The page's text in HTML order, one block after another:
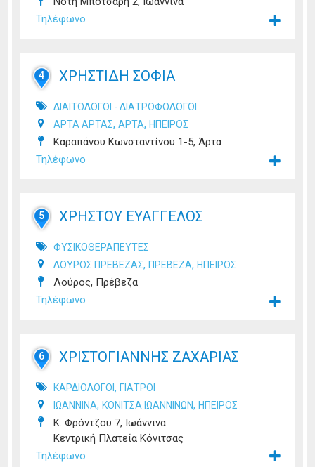
Τηλέφωνο
4 ΧΡΗΣΤΙΔΗ ΣΟΦΙΑ
ΔΙΑΙΤΟΛΟΓΟΙ - ΔΙΑΤΡΟΦΟΛΟΓΟΙ
ΑΡΤΑ ΑΡΤΑΣ, ΑΡΤΑ, ΗΠΕΙΡΟΣ
Καραπάνου Κωνσταντίνου 1-5, Άρτα
Τηλέφωνο
5 ΧΡΗΣΤΟΥ ΕΥΑΓΓΕΛΟΣ
ΦΥΣΙΚΟΘΕΡΑΠΕΥΤΕΣ
ΛΟΥΡΟΣ ΠΡΕΒΕΖΑΣ, ΠΡΕΒΕΖΑ, ΗΠΕΙΡΟΣ
Λούρος, Πρέβεζα
Τηλέφωνο
6 ΧΡΙΣΤΟΓΙΑΝΝΗΣ ΖΑΧΑΡΙΑΣ
ΚΑΡΔΙΟΛΟΓΟΙ , ΓΙΑΤΡΟΙ
ΙΩΑΝΝΙΝΑ, ΚΟΝΙΤΣΑ ΙΩΑΝΝΙΝΩΝ, ΗΠΕΙΡΟΣ
Κ. Φρόντζου 7, Ιωάννινα
Κεντρική Πλατεία Κόνιτσας
Τηλέφωνο